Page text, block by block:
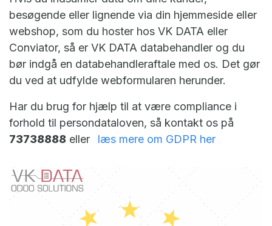
besøgende eller lignende via din hjemmeside eller
webshop, som du hoster hos VK DATA eller
Conviator, så er VK DATA databehandler og du
bør indgå en databehandleraftale med os. Det gør
du ved at udfylde webformularen herunder.
Har du brug for hjælp til at være compliance i
forhold til persondataloven, så kontakt os på
73738888 eller læs mere om GDPR her